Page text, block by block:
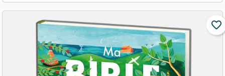
favorite_border